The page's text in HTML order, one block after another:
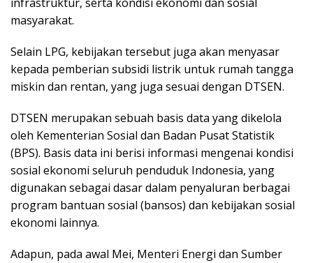
masyarakat.
Selain LPG, kebijakan tersebut juga akan menyasar
kepada pemberian subsidi listrik untuk rumah tangga
miskin dan rentan, yang juga sesuai dengan DTSEN.
DTSEN merupakan sebuah basis data yang dikelola
oleh Kementerian Sosial dan Badan Pusat Statistik
(BPS). Basis data ini berisi informasi mengenai kondisi
sosial ekonomi seluruh penduduk Indonesia, yang
digunakan sebagai dasar dalam penyaluran berbagai
program bantuan sosial (bansos) dan kebijakan sosial
ekonomi lainnya.
Adapun, pada awal Mei, Menteri Energi dan Sumber